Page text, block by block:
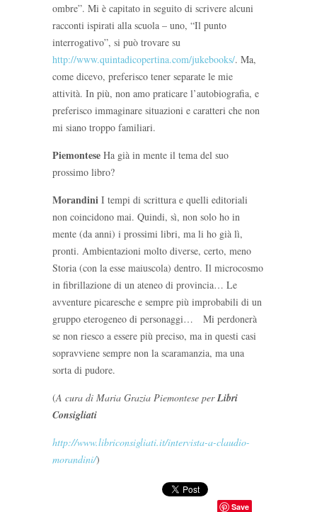
ombre”. Mi è capitato in seguito di scrivere alcuni
racconti ispirati alla scuola – uno, “Il punto
interrogativo”, si può trovare su
http://www.quintadicopertina.com/jukebooks/. Ma,
come dicevo, preferisco tener separate le mie
attività. In più, non amo praticare l’autobiografia, e
preferisco immaginare situazioni e caratteri che non
mi siano troppo familiari.
Piemontese Ha già in mente il tema del suo
prossimo libro?
Morandini I tempi di scrittura e quelli editoriali
non coincidono mai. Quindi, sì, non solo ho in
mente (da anni) i prossimi libri, ma li ho già lì,
pronti. Ambientazioni molto diverse, certo, meno
Storia (con la esse maiuscola) dentro. Il microcosmo
in fibrillazione di un ateneo di provincia… Le
avventure picaresche e sempre più improbabili di un
gruppo eterogeneo di personaggi… Mi perdonerà
se non riesco a essere più preciso, ma in questi casi
sopravviene sempre non la scaramanzia, ma una
sorta di pudore.
(A cura di Maria Grazia Piemontese perLibri
Consigliati
http://www.libriconsigliati.it/intervista-a-claudio-
morandini/)
Save